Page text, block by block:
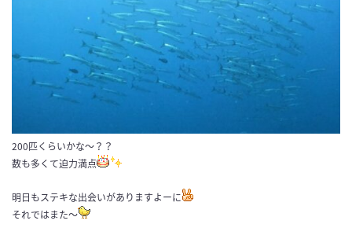
200匹くらいかな～？？
数も多くて迫力満点
明日もステキな出会いがありますよーに
それではまた～